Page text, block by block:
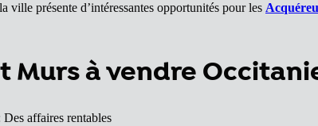
présente d’intéressantes opportunités pour les
Murs à vendre
Des affaires rentables